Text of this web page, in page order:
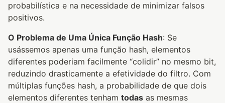
probabilística e na necessidade de minimizar falsos
positivos.
O Problema de Uma Única Função Hash: Se
usássemos apenas uma função hash, elementos
diferentes poderiam facilmente “colidir” no mesmo bit,
reduzindo drasticamente a efetividade do filtro. Com
múltiplas funções hash, a probabilidade de que dois
elementos diferentes tenham todas as mesmas